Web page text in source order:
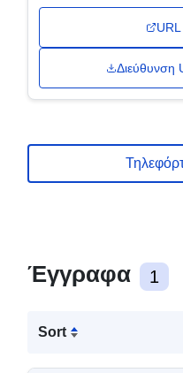
Διεύθυνση
Έγγραφα 1
Sort